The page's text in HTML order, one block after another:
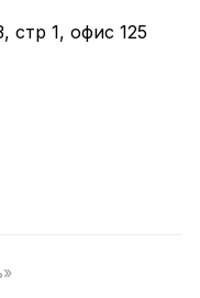
стр 1, офис 125